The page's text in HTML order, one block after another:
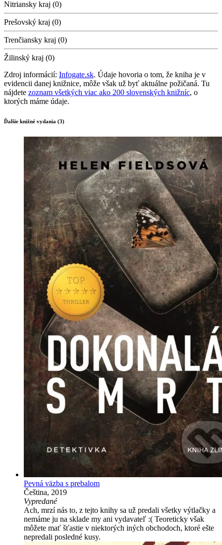
Nitriansky kraj (0)
Prešovský kraj (0)
Trenčiansky kraj (0)
Žilinský kraj (0)
Zdroj informácií: Infogate.sk. Údaje hovoria o tom, že kniha je v
evidencii danej knižnice, môže však už byť aktuálne požičaná. Tu
nájdete zoznam všetkých viac ako 200 slovenských knižníc, o
ktorých máme údaje.
Ďalšie knižné vydania (3)
Pevná väzba s prebalom
Čeština, 2019
Vypredané
Ach, mrzí nás to, z tejto knihy sa už predali všetky výtlačky a
nemáme ju na sklade my ani vydavateľ :( Teoreticky však
môžete mať šťastie v niektorých iných obchodoch, ktoré ešte
nepredali posledné kusy.